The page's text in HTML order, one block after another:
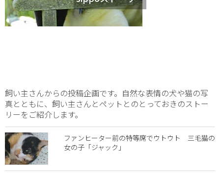
飼い主さんからの投稿企画です。自然な表情の犬や猫の写
真とともに、飼い主さんとペットとのとっておきのストー
リーをご紹介します。
ファンヒーター前の特等席でウトウト 三毛猫の
女の子「ジャック」